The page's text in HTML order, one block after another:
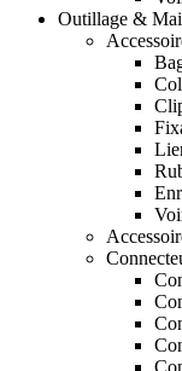
Outillage &